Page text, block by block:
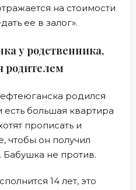
на стоимости
ее в залог».
у родственника,
родителем
родился
большая квартира
прописать и
чтобы он получил
не против.
14 лет, это